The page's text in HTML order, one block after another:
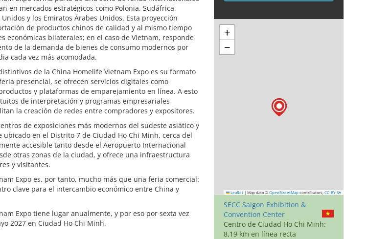
en mercados estratégicos como Polonia, Sudáfrica,
y los Emiratos Árabes Unidos. Esta proyección
de productos chinos de calidad y al mismo tiempo
económicas bilaterales; en el caso de Vietnam, responde
de la demanda de bienes de consumo modernos por
cada vez más acomodada.
de la China Homelife Vietnam Expo es su formato
presencial, se ofrecen servicios digitales como
y plataformas de emparejamiento en línea. A esto
de interpretación y programas empresariales
la creación de redes entre compradores y expositores.
de exposiciones más modernos del sudeste asiático y
ubicado en el Distrito 7 de Ciudad Ho Chi Minh, cerca del
accesible tanto desde el Aeropuerto Internacional
otras zonas de la ciudad, y ofrece una infraestructura
y visitantes.
Expo es, por tanto, mucho más que una feria comercial:
clave para el intercambio económico entre China y
Expo tiene lugar anualmente, y por eso por sexta vez
2027 en Ciudad Ho Chi Minh.
+
−
Leaflet | Map data © OpenStreetMap contributors, CC-BY-SA
SECC Saigon Exhibition &
Convention Center
Centro de Ciudad Ho Chi Minh:
8,19 km en línea recta